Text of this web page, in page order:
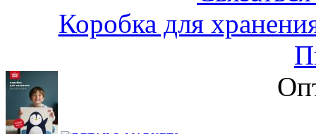
Коробка для